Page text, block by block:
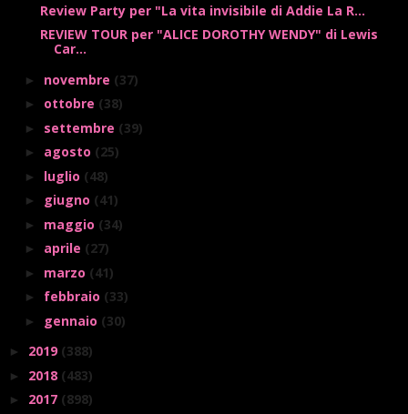
Review Party per "La vita invisibile di Addie La R...
REVIEW TOUR per "ALICE DOROTHY WENDY" di Lewis
Car...
► novembre (37)
► ottobre (38)
► settembre (39)
► agosto (25)
► luglio (48)
► giugno (41)
► maggio (34)
► aprile (27)
► marzo (41)
► febbraio (33)
► gennaio (30)
► 2019 (388)
► 2018 (483)
► 2017 (898)